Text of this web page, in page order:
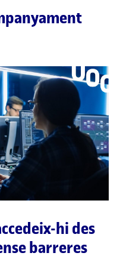
hi des
barreres